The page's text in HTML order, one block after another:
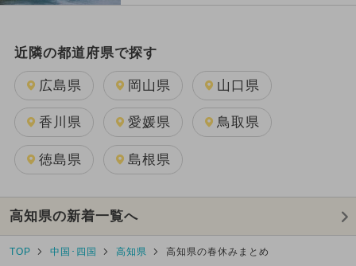
近隣の都道府県で探す
広島県 岡山県 山口県
香川県 愛媛県 鳥取県
徳島県 島根県
高知県の新着一覧へ
TOP 中国･四国 高知県 高知県の春休みまとめ